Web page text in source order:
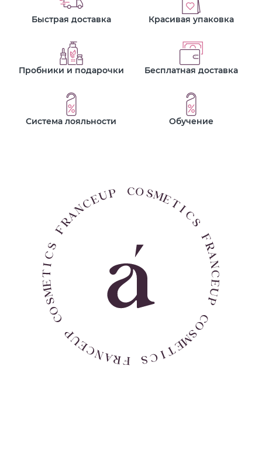
Быстрая доставка Красивая упаковка
Пробники и подарочки Бесплатная доставка
Система лояльности Обучение